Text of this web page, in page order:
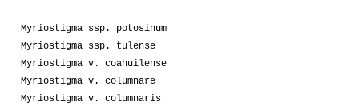
Myriostigma ssp. potosinum
Myriostigma ssp. tulense
Myriostigma v. coahuilense
Myriostigma v. columnare
Myriostigma v. columnaris